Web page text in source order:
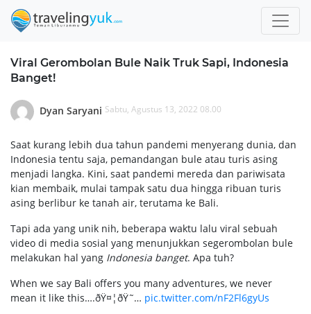
Viral Gerombolan Bule Naik Truk Sapi, Indonesia
Banget!
Dyan Saryani Sabtu, Agustus 13, 2022 08.00
Saat kurang lebih dua tahun pandemi menyerang dunia, dan
Indonesia tentu saja, pemandangan bule atau turis asing
menjadi langka. Kini, saat pandemi mereda dan pariwisata
kian membaik, mulai tampak satu dua hingga ribuan turis
asing berlibur ke tanah air, terutama ke Bali.
Tapi ada yang unik nih, beberapa waktu lalu viral sebuah
video di media sosial yang menunjukkan segerombolan bule
melakukan hal yang Indonesia banget. Apa tuh?
When we say Bali offers you many adventures, we never
mean it like this….ðŸ¤¦ðŸ˜… pic.twitter.com/nF2Fl6gyUs